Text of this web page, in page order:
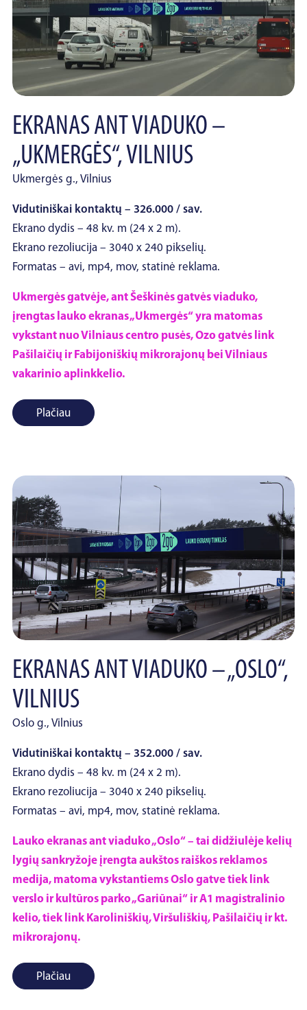
EKRANAS ANT VIADUKO –
„UKMERGĖS“, VILNIUS
Ukmergės g., Vilnius
Vidutiniškai kontaktų – 326.000 / sav.
Ekrano dydis – 48 kv. m (24 x 2 m).
Ekrano rezoliucija – 3040 x 240 pikselių.
Formatas – avi, mp4, mov, statinė reklama.
Ukmergės gatvėje, ant Šeškinės gatvės viaduko,
įrengtas lauko ekranas „Ukmergės“ yra matomas
vykstant nuo Vilniaus centro pusės, Ozo gatvės link
Pašilaičių ir Fabijoniškių mikrorajonų bei Vilniaus
vakarinio aplinkkelio.
Plačiau
EKRANAS ANT VIADUKO – „OSLO“,
VILNIUS
Oslo g., Vilnius
Vidutiniškai kontaktų – 352.000 / sav.
Ekrano dydis – 48 kv. m (24 x 2 m).
Ekrano rezoliucija – 3040 x 240 pikselių.
Formatas – avi, mp4, mov, statinė reklama.
Lauko ekranas ant viaduko „Oslo“ – tai didžiulėje kelių
lygių sankryžoje įrengta aukštos raiškos reklamos
medija, matoma vykstantiems Oslo gatve tiek link
verslo ir kultūros parko „Gariūnai“ ir A1 magistralinio
kelio, tiek link Karoliniškių, Viršuliškių, Pašilaičių ir kt.
mikrorajonų.
Plačiau